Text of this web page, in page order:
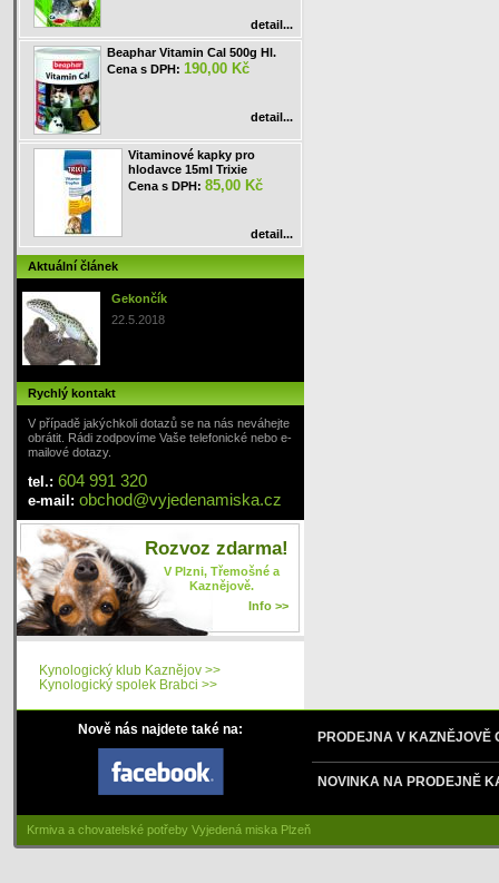
detail...
Beaphar Vitamin Cal 500g Hl.
Cena s DPH: 190,00 Kč
detail...
Vitaminové kapky pro
hlodavce 15ml Trixie
Cena s DPH: 85,00 Kč
detail...
Aktuální článek
Gekončík
22.5.2018
Rychlý kontakt
V případě jakýchkoli dotazů se na nás neváhejte
obrátit. Rádi zodpovíme Vaše telefonické nebo e-
mailové dotazy.
tel.: 604 991 320
e-mail: obchod@vyjedenamiska.cz
Rozvoz zdarma!
V Plzni, Třemošné a
Kaznějově.
Info >>
Kynologický klub Kaznějov >>
Kynologický spolek Brabci >>
Nově nás najdete také na: PRODEJNA V KAZNĚJOVĚ
NOVINKA NA PRODEJNĚ
Krmiva a chovatelské potřeby Vyjedená miska Plzeň